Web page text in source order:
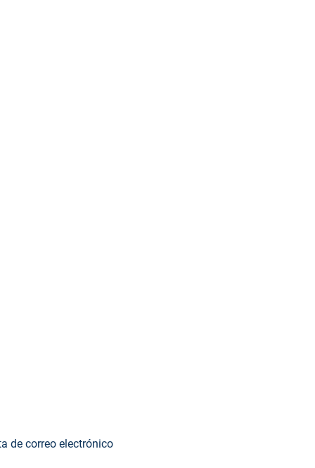
de correo electrónico